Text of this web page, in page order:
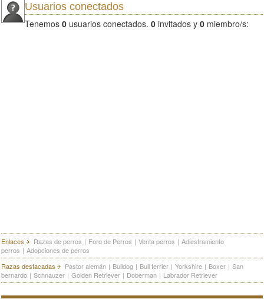
Usuarios conectados
Tenemos 0 usuarios conectados. 0 invitados y 0 miembro/s:
Enlaces Razas de perros | Foro de Perros | Venta perros | Adiestramiento
perros | Adopciones de perros
Razas destacadas
Pastor alemán | Bulldog | Bull terrier | Yorkshire | Boxer | San
bernardo | Schnauzer | Golden Retriever | Doberman | Labrador Retriever